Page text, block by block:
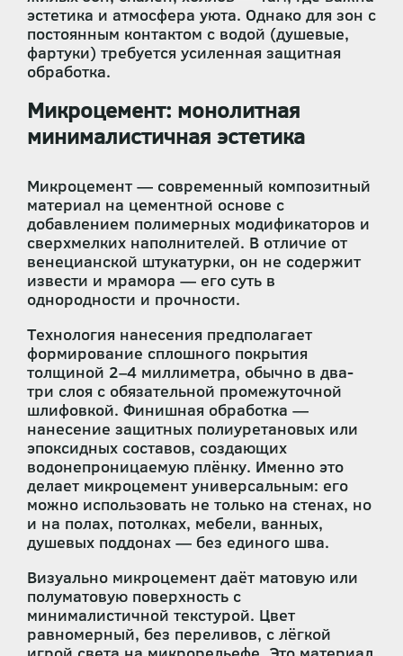
эстетика и атмосфера уюта. Однако для зон с
постоянным контактом с водой (душевые,
фартуки) требуется усиленная защитная
обработка.
Микроцемент: монолитная
минималистичная эстетика
Микроцемент — современный композитный
материал на цементной основе с
добавлением полимерных модификаторов и
сверхмелких наполнителей. В отличие от
венецианской штукатурки, он не содержит
извести и мрамора — его суть в
однородности и прочности.
Технология нанесения предполагает
формирование сплошного покрытия
толщиной 2–4 миллиметра, обычно в два-
три слоя с обязательной промежуточной
шлифовкой. Финишная обработка —
нанесение защитных полиуретановых или
эпоксидных составов, создающих
водонепроницаемую плёнку. Именно это
делает микроцемент универсальным: его
можно использовать не только на стенах, но
и на полах, потолках, мебели, ванных,
душевых поддонах — без единого шва.
Визуально микроцемент даёт матовую или
полуматовую поверхность с
минималистичной текстурой. Цвет
равномерный, без переливов, с лёгкой